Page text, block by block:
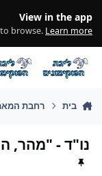
View in the app
browse. Learn more
בית רחבת
נו"ד - "מהר,